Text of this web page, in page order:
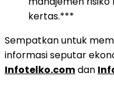
kertas.***
Sempatkan untuk
informasi seputar
Infotelko.comdan